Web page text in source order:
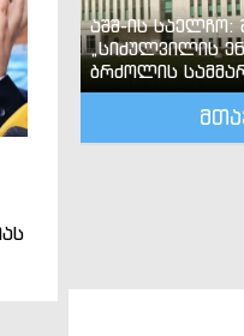
აშშ-ის
„სიძულვილის
ბრძოლის